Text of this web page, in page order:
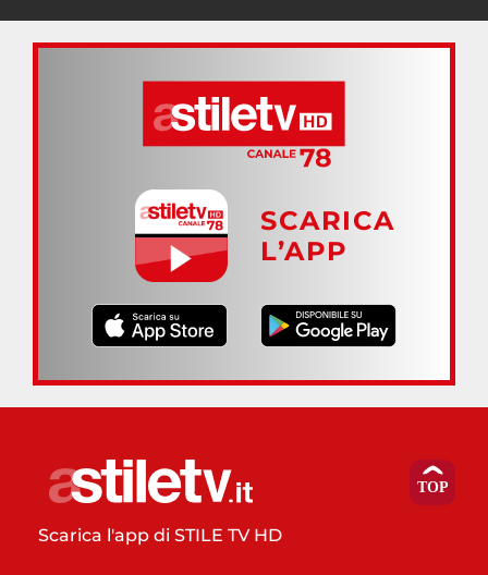
SCARICA
L’APP
Scarica l'app di STILE TV HD